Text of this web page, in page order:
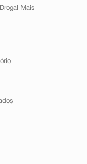
Mais